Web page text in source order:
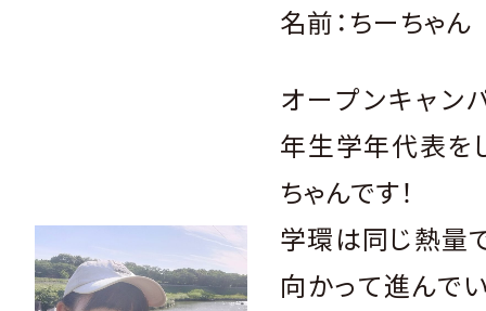
名前：ちーちゃん
オープンキャン
年生学年代表を
ちゃんです！
学環は同じ熱量
向かって進んで